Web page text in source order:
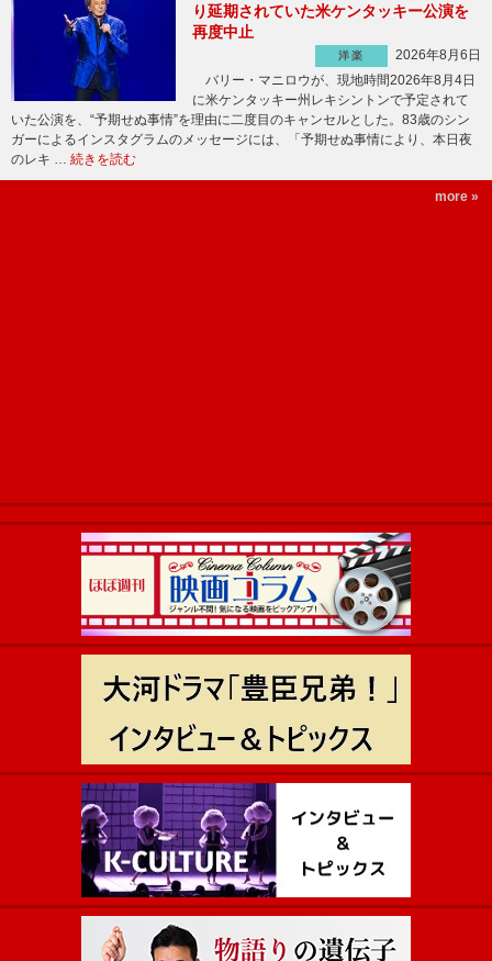
り延期されていた米ケンタッキー公演を
再度中止
洋楽
2026年8月6日
バリー・マニロウが、現地時間2026年8月4日
に米ケンタッキー州レキシントンで予定されて
いた公演を、“予期せぬ事情”を理由に二度目のキャンセルとした。83歳のシン
ガーによるインスタグラムのメッセージには、「予期せぬ事情により、本日夜
のレキ … 続きを読む
more »